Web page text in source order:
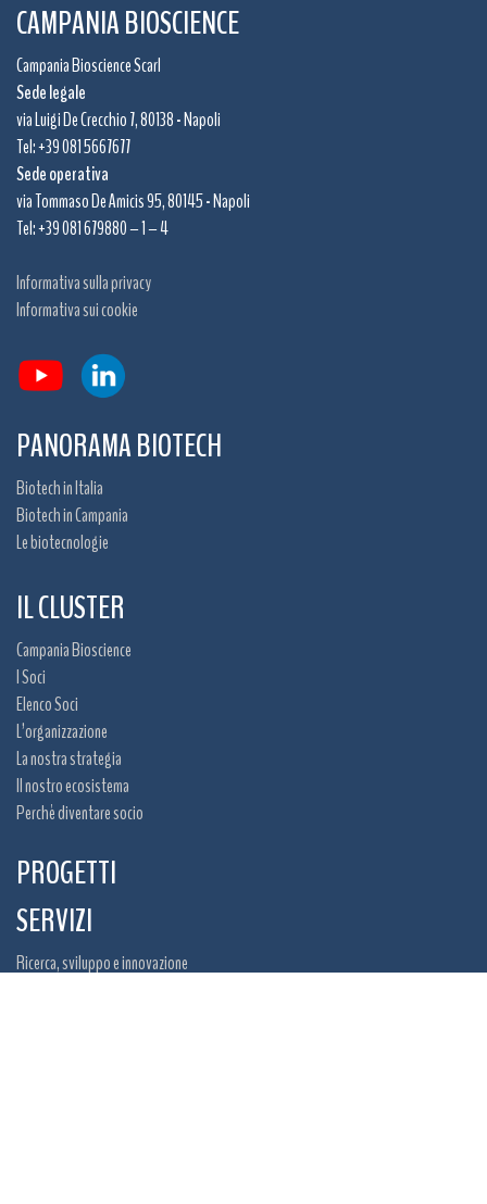
CAMPANIA BIOSCIENCE
Campania Bioscience Scarl
Sede legale
via Luigi De Crecchio 7, 80138 - Napoli
Tel: +39 081 5667677
Sede operativa
via Tommaso De Amicis 95, 80145 - Napoli
Tel: +39 081 679880 – 1 – 4
Informativa sulla privacy
Informativa sui cookie
PANORAMA BIOTECH
Biotech in Italia
Biotech in Campania
Le biotecnologie
IL CLUSTER
Campania Bioscience
I Soci
Elenco Soci
L’organizzazione
La nostra strategia
Il nostro ecosistema
Perchè diventare socio
PROGETTI
SERVIZI
Ricerca, sviluppo e innovazione